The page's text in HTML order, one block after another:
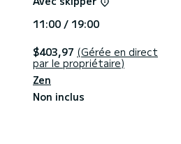
11:00 / 19:00
$403,97 (Gérée en direct
par le propriétaire)
Zen
Non inclus